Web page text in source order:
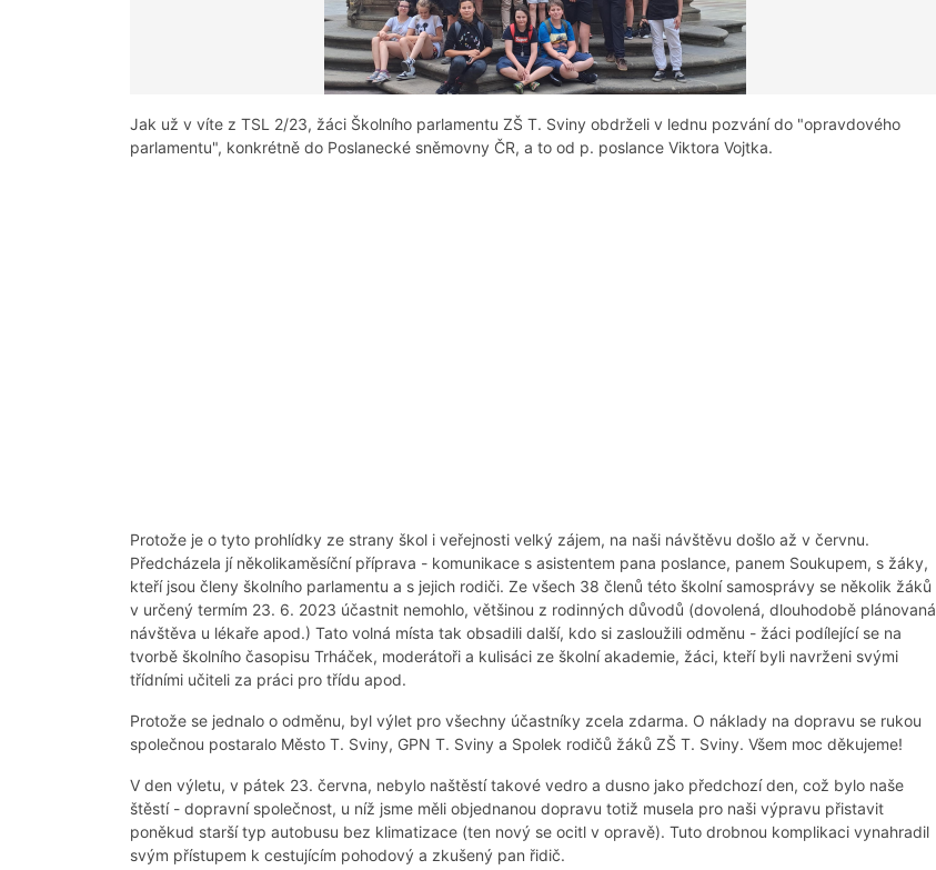
Jak už v víte z TSL 2/23, žáci Školního parlamentu ZŠ T. Sviny obdrželi v lednu pozvání do "opravdového
parlamentu", konkrétně do Poslanecké sněmovny ČR, a to od p. poslance Viktora Vojtka.
Protože je o tyto prohlídky ze strany škol i veřejnosti velký zájem, na naši návštěvu došlo až v červnu.
Předcházela jí několikaměsíční příprava - komunikace s asistentem pana poslance, panem Soukupem, s žáky,
kteří jsou členy školního parlamentu a s jejich rodiči. Ze všech 38 členů této školní samosprávy se několik žáků
v určený termím 23. 6. 2023 účastnit nemohlo, většinou z rodinných důvodů (dovolená, dlouhodobě plánovaná
návštěva u lékaře apod.) Tato volná místa tak obsadili další, kdo si zasloužili odměnu - žáci podílející se na
tvorbě školního časopisu Trháček, moderátoři a kulisáci ze školní akademie, žáci, kteří byli navrženi svými
třídními učiteli za práci pro třídu apod.
Protože se jednalo o odměnu, byl výlet pro všechny účastníky zcela zdarma. O náklady na dopravu se rukou
společnou postaralo Město T. Sviny, GPN T. Sviny a Spolek rodičů žáků ZŠ T. Sviny. Všem moc děkujeme!
V den výletu, v pátek 23. června, nebylo naštěstí takové vedro a dusno jako předchozí den, což bylo naše
štěstí - dopravní společnost, u níž jsme měli objednanou dopravu totiž musela pro naši výpravu přistavit
poněkud starší typ autobusu bez klimatizace (ten nový se ocitl v opravě). Tuto drobnou komplikaci vynahradil
svým přístupem k cestujícím pohodový a zkušený pan řidič.